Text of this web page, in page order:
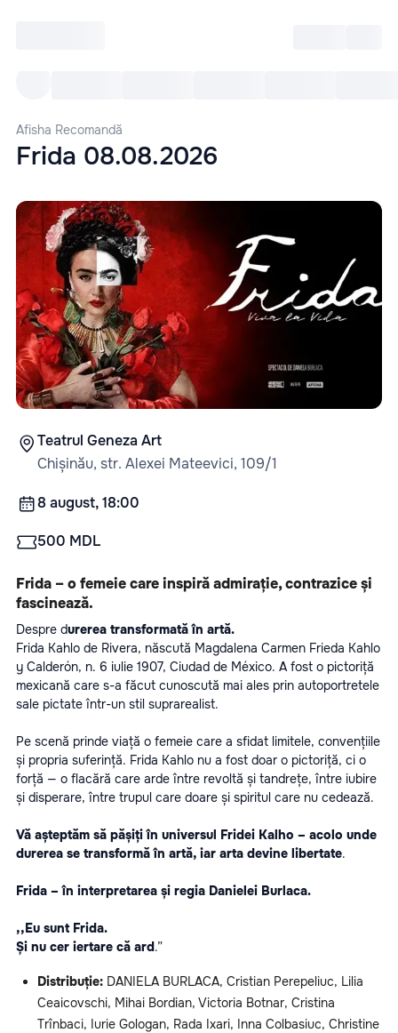
Afisha Recomandă
Frida 08.08.2026
Teatrul Geneza Art
Chișinău, str. Alexei Mateevici, 109/1
8 august, 18:00
500 MDL
Frida – o femeie care inspiră admirație, contrazice și
fascinează.
Despre durerea transformată în artă.
Frida Kahlo de Rivera, născută Magdalena Carmen Frieda Kahlo
y Calderón, n. 6 iulie 1907, Ciudad de México. A fost o pictoriță
mexicană care s-a făcut cunoscută mai ales prin autoportretele
sale pictate într-un stil suprarealist.
Pe scenă prinde viață o femeie care a sfidat limitele, convențiile
și propria suferință. Frida Kahlo nu a fost doar o pictoriță, ci o
forță — o flacără care arde între revoltă și tandrețe, între iubire
și disperare, între trupul care doare și spiritul care nu cedează.
Vă așteptăm să pășiți în universul Fridei Kalho – acolo unde
durerea se transformă în artă, iar arta devine libertate.
Frida – în interpretarea și regia Danielei Burlaca.
,,Eu sunt Frida.
Și nu cer iertare că ard.”
Distribuție: DANIELA BURLACA, Cristian Perepeliuc, Lilia
Ceaicovschi, Mihai Bordian, Victoria Botnar, Cristina
Trînbaci, Iurie Gologan, Rada Ixari, Inna Colbasiuc, Christine